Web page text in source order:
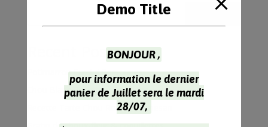
Recent Posts
Potimarron Farci 4 Personnes
Chou Blanc Recette à l’Indienne
Recette Tarte Chou Rouge Parmesan
Demo Title
BONJOUR ,
pour information le dernier
panier de Juillet sera le mardi
28/07,